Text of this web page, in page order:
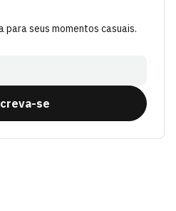
para seus momentos casuais.
se